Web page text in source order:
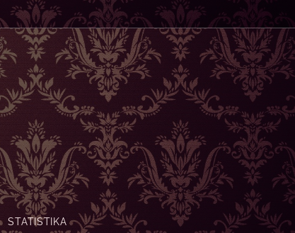
STATISTIKA